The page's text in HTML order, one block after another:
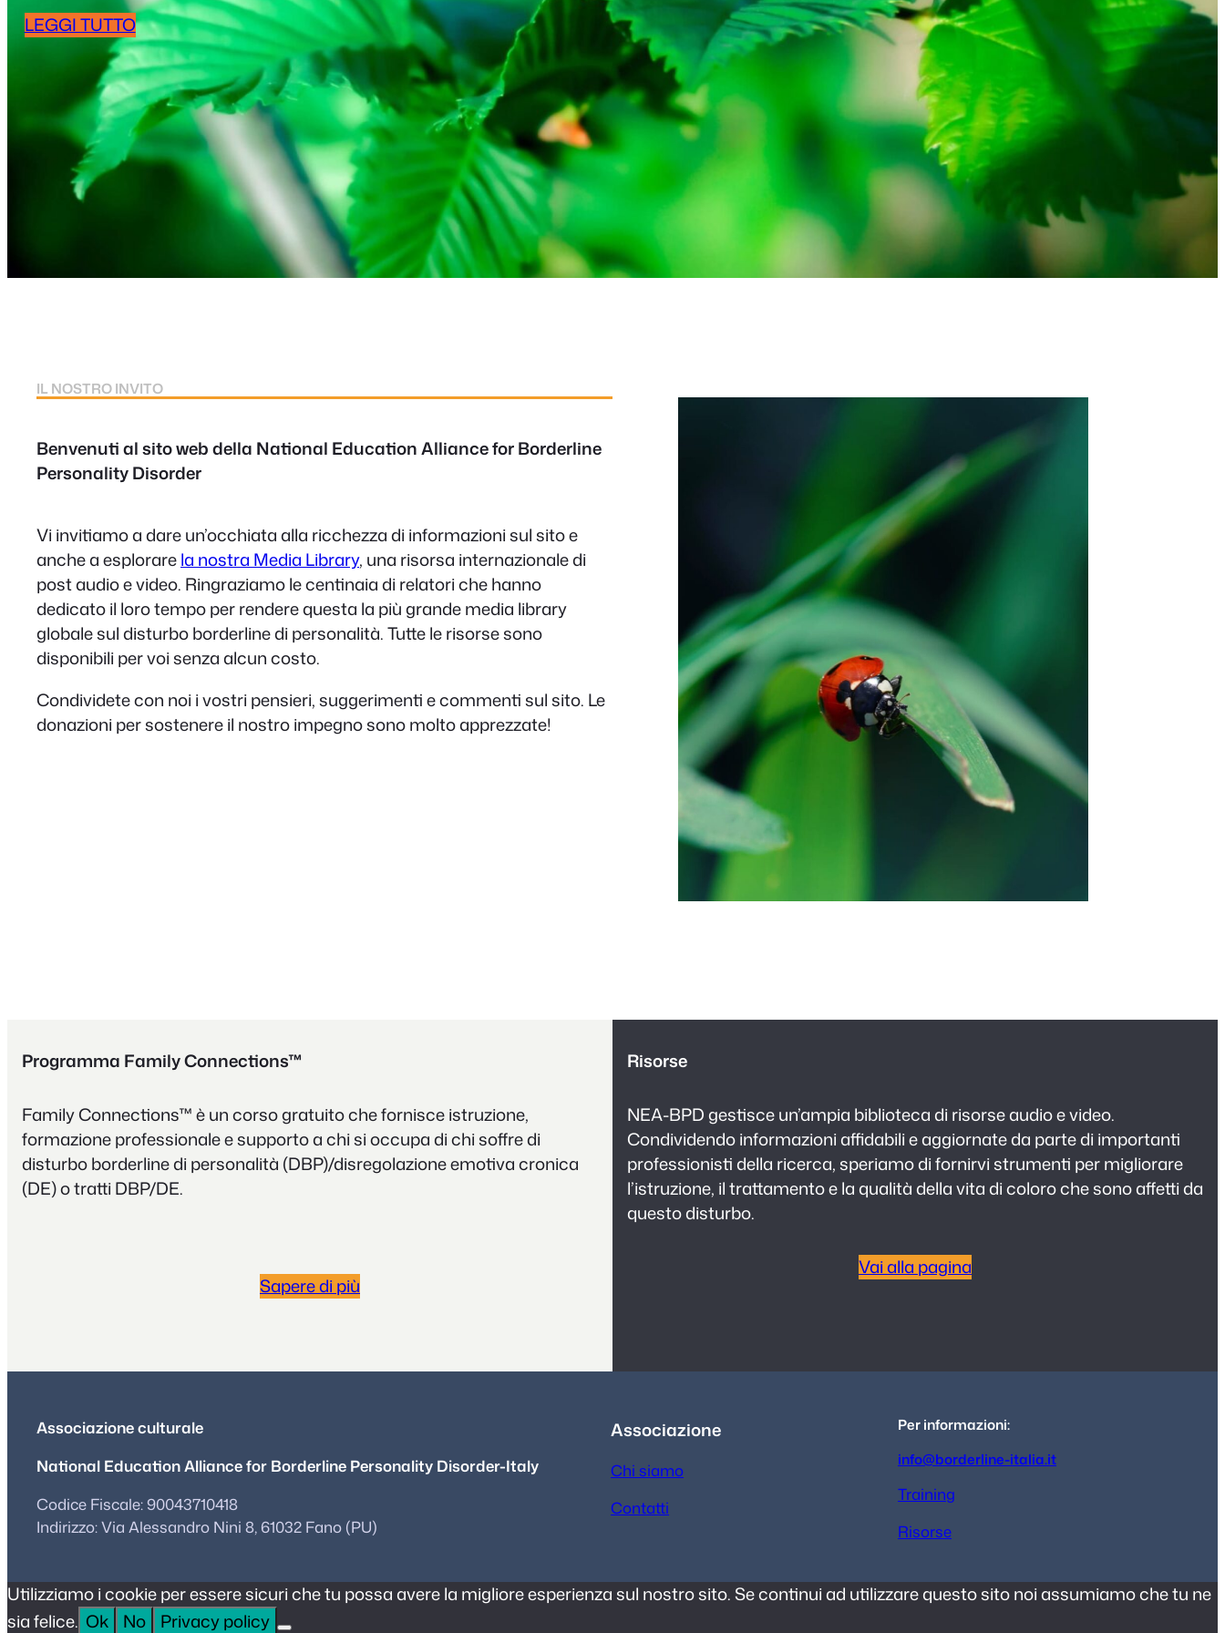
LEGGI TUTTO
IL NOSTRO INVITO
Benvenuti al sito web della National Education Alliance for Borderline
Personality Disorder
Vi invitiamo a dare un’occhiata alla ricchezza di informazioni sul sito e
anche a esplorarela nostra Media Library, una risorsa internazionale di
post audio e video. Ringraziamo le centinaia di relatori che hanno
dedicato il loro tempo per rendere questa la più grande media library
globale sul disturbo borderline di personalità. Tutte le risorse sono
disponibili per voi senza alcun costo.
Condividete con noi i vostri pensieri, suggerimenti e commenti sul sito. Le
donazioni per sostenere il nostro impegno sono molto apprezzate!
Programma Family Connections™
Family Connections™ è un corso gratuito che fornisce istruzione,
formazione professionale e supporto a chi si occupa di chi soffre di
disturbo borderline di personalità (DBP)/disregolazione emotiva cronica
(DE) o tratti DBP/DE.
Sapere di più
Risorse
NEA-BPD gestisce un’ampia biblioteca di risorse audio e video.
Condividendo informazioni affidabili e aggiornate da parte di importanti
professionisti della ricerca, speriamo di fornirvi strumenti per migliorare
l’istruzione, il trattamento e la qualità della vita di coloro che sono affetti da
questo disturbo.
Vai alla pagina
Associazione culturale
National Education Alliance for Borderline Personality Disorder-Italy
Codice Fiscale: 90043710418
Indirizzo: Via Alessandro Nini 8, 61032 Fano (PU)
Associazione
Chi siamo
Contatti
Per informazioni:
info@borderline-italia.it
Training
Risorse
Utilizziamo i cookie per essere sicuri che tu possa avere la migliore esperienza sul nostro sito. Se continui ad utilizzare questo sito noi assumiamo che tu ne
sia felice. Ok No Privacy policy